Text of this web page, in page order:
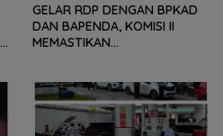
GELAR RDP DENGAN BPKAD
DAN BAPENDA, KOMISI II
MEMASTIKAN
REALISASI DAN PENYERAPAN
APBD, SERTA APBD
PERUBAHAN 2026